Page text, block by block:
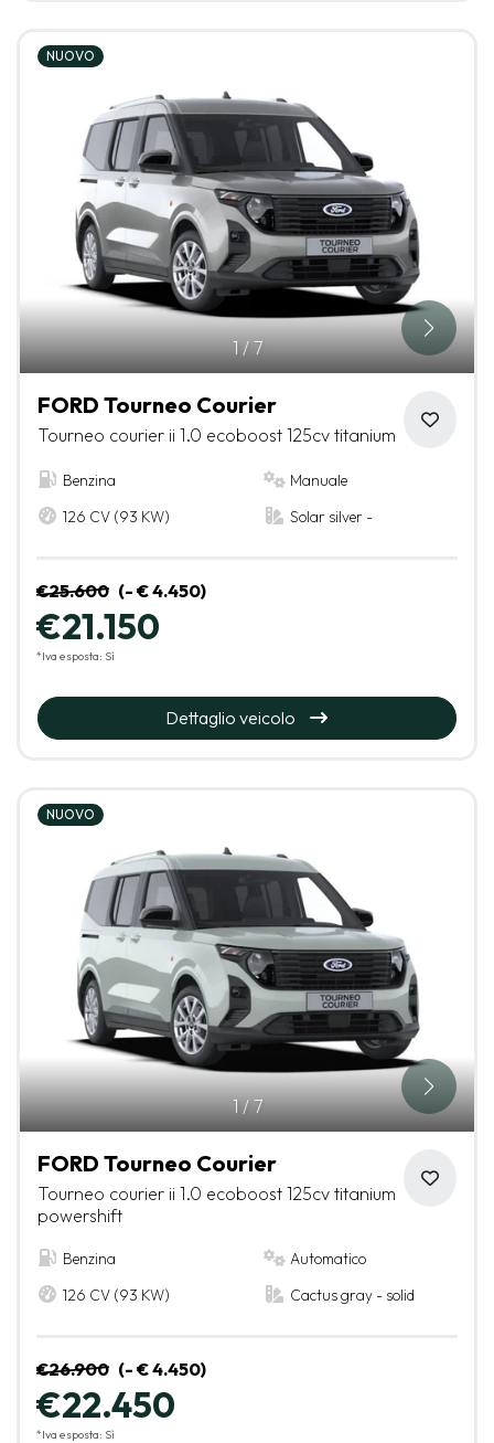
1/7
NUOVO
FORD Tourneo Courier
Tourneo courier ii 1.0 ecoboost 125cv titanium
Benzina
Manuale
126 CV (93 KW)
Solar silver -
€25.600 (- € 4.450)
€21.150
*Iva esposta: Sì
Dettaglio veicolo
1/7
NUOVO
FORD Tourneo Courier
Tourneo courier ii 1.0 ecoboost 125cv titanium
powershift
Benzina
Automatico
126 CV (93 KW)
Cactus gray - solid
€26.900 (- € 4.450)
€22.450
*Iva esposta: Sì